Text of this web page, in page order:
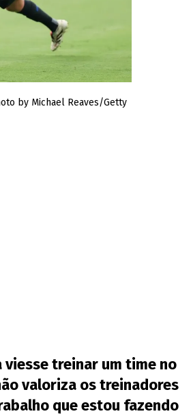
by Michael Reaves/Getty
treinar um time no
valoriza os treinadores
que estou fazendo